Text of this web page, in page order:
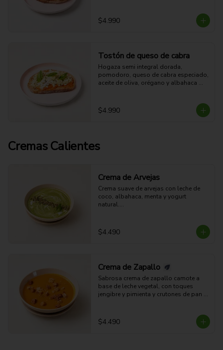
grasa - 7g Fibra - 444 Kcal
$4.990
Tostón de queso de cabra
Hogaza semi integral dorada,
pomodoro, queso de cabra especiado,
aceite de oliva, orégano y albahaca
35g grasa - 4g Fibra - 510 Kcal
$4.990
Cremas Calientes
Crema de Arvejas
Crema suave de arvejas con leche de
coco, albahaca, menta y yogurt
natural.
$4.490
Crema de Zapallo
Sabrosa crema de zapallo camote a
base de leche vegetal, con toques
jengibre y pimienta y crutones de pan
$4.490